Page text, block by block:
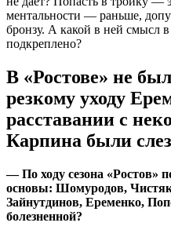
ментальности — раньше,
бронзу. А какой в ней смысл
подкреплено?
В «Ростове» не
резкому уходу
расставании с
Карпина были
— По ходу сезона «Ростов»
основы: Шомуродов,
Зайнутдинов, Еременко,
болезненной?